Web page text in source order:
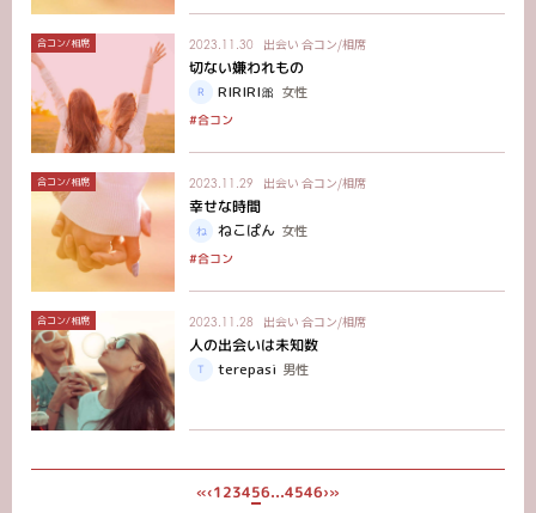
合コン/相席 2023.11.30 出会い 合コン/相席
切ない嫌われもの
RIRIRI🎀 女性
#合コン
合コン/相席 2023.11.29 出会い 合コン/相席
幸せな時間
ねこぱん 女性
#合コン
合コン/相席 2023.11.28 出会い 合コン/相席
人の出会いは未知数
terepasi 男性
«‹123456...4546›»